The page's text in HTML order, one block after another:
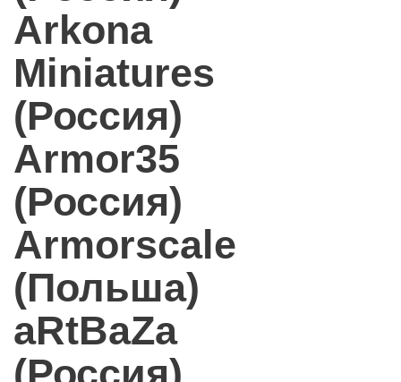
Arkona
Miniatures
(Россия)
Armor35
(Россия)
Armorscale
(Польша)
aRtBaZa
(Россия)